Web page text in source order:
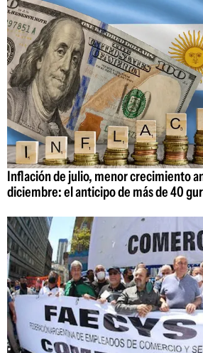
Inflación de julio, menor crecimiento
diciembre: el anticipo de más de 40